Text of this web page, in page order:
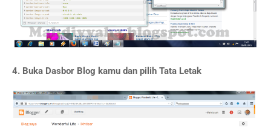
4. Buka Dasbor Blog kamu dan pilih Tata Letak